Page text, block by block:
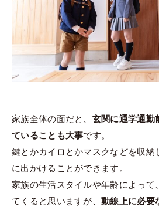
家族全体の面だと、 玄関に通学通勤
ていることも大事です。
鍵とかカイロとかマスクなどを収納
に出かけることができます。
家族の生活スタイルや年齢によって
てくると思いますが、 動線上に必要